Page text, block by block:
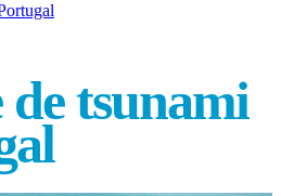
tsunami